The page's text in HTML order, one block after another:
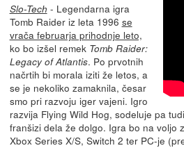
Slo-Tech - Legendarna igra
Tomb Raider iz leta 1996 se
vrača februarja prihodnje leto,
ko bo izšel remek Tomb Raider:
Legacy of Atlantis. Po prvotnih
načrtih bi morala iziti že letos, a
se je nekoliko zamaknila, česar
smo pri razvoju iger vajeni. Igro
razvija Flying Wild Hog, sodeluje pa
franšizi dela že dolgo. Igra bo na voljo
Xbox Series X/S, Switch 2 ter PC-je